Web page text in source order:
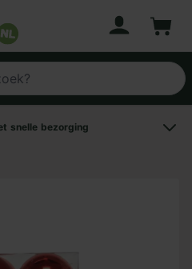
snelle bezorging